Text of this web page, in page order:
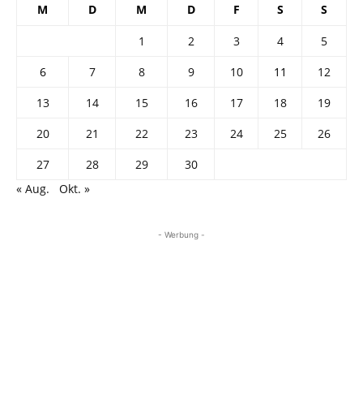
M D M D F S S
1 2 3 4
5
6
7 8 9 10 11
12
13
14 15 16 17 18
19
20
21 22 23 24 25
26
27
28 29
30
« Aug.
Okt. »
- Werbung -